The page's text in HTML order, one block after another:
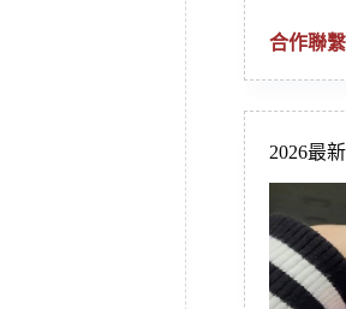
合作聯
2026最